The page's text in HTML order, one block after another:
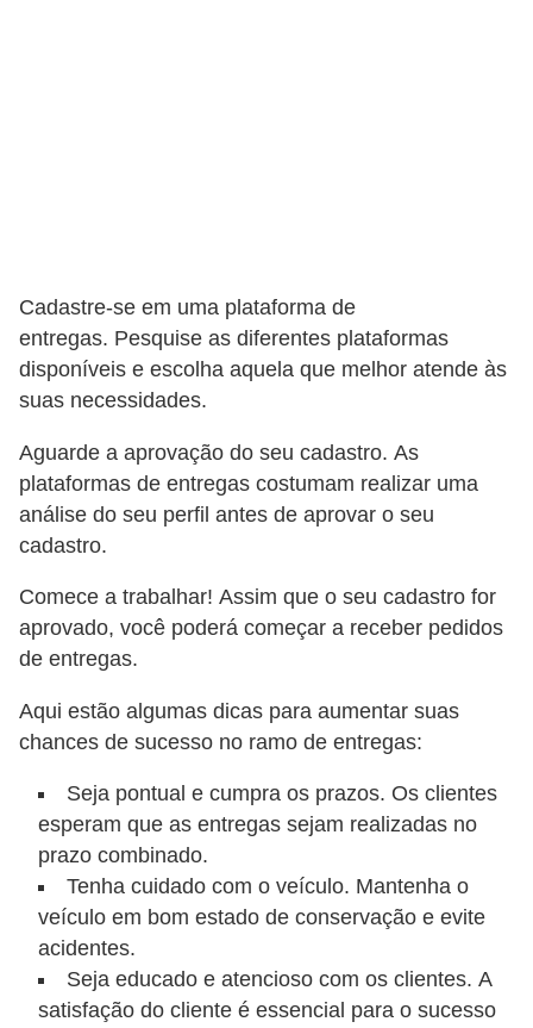
Cadastre-se em uma plataforma de
entregas. Pesquise as diferentes plataformas
disponíveis e escolha aquela que melhor atende às
suas necessidades.
Aguarde a aprovação do seu cadastro. As
plataformas de entregas costumam realizar uma
análise do seu perfil antes de aprovar o seu
cadastro.
Comece a trabalhar! Assim que o seu cadastro for
aprovado, você poderá começar a receber pedidos
de entregas.
Aqui estão algumas dicas para aumentar suas
chances de sucesso no ramo de entregas:
Seja pontual e cumpra os prazos. Os clientes
esperam que as entregas sejam realizadas no
prazo combinado.
Tenha cuidado com o veículo. Mantenha o
veículo em bom estado de conservação e evite
acidentes.
Seja educado e atencioso com os clientes. A
satisfação do cliente é essencial para o sucesso
e
r
s
e
c
a
l
a
n
t
e
ç
o